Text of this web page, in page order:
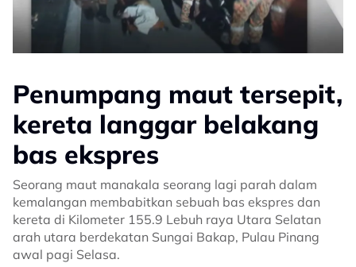
Penumpang maut tersepit,
kereta langgar belakang
bas ekspres
Seorang maut manakala seorang lagi parah dalam
kemalangan membabitkan sebuah bas ekspres dan
kereta di Kilometer 155.9 Lebuh raya Utara Selatan
arah utara berdekatan Sungai Bakap, Pulau Pinang
awal pagi Selasa.